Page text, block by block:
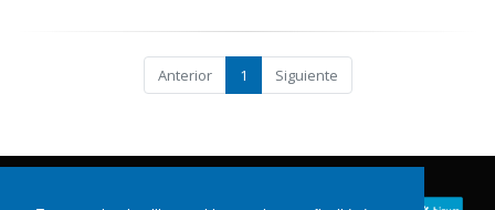
Anterior 1 Siguiente